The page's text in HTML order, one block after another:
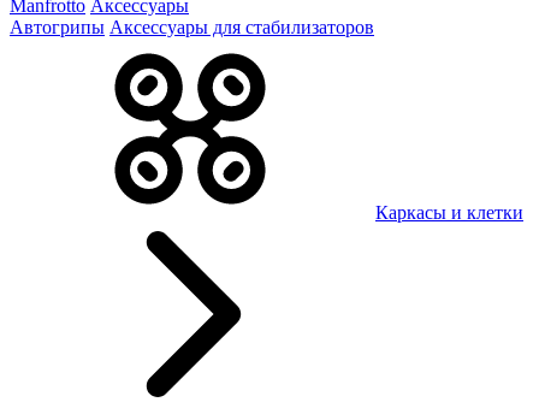
Manfrotto Аксессуары
Автогрипы Аксессуары для стабилизаторов
Каркасы и клетки